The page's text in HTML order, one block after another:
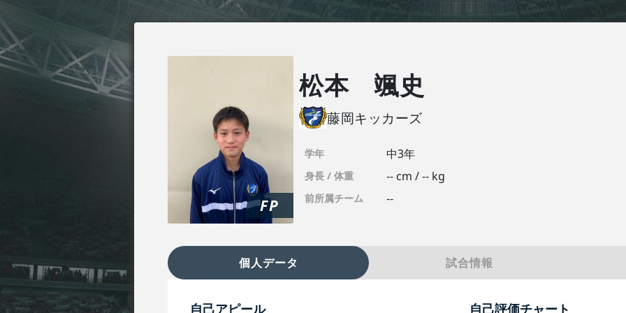
FP
松本 颯史
藤岡キッカーズ
学年 中3年
身長 / 体重 -- cm / -- kg
前所属チーム --
個人データ 試合情報
自己アピール 自己評価チャート